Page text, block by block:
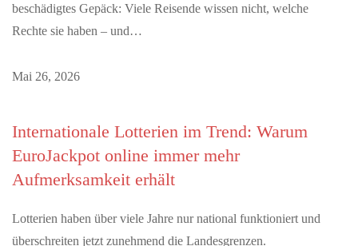
beschädigtes Gepäck: Viele Reisende wissen nicht, welche
Rechte sie haben – und…
Mai 26, 2026
Internationale Lotterien im Trend: Warum
EuroJackpot online immer mehr
Aufmerksamkeit erhält
Lotterien haben über viele Jahre nur national funktioniert und
überschreiten jetzt zunehmend die Landesgrenzen.